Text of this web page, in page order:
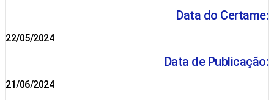
Data do Certame:
22/05/2024
Data de Publicação:
21/06/2024